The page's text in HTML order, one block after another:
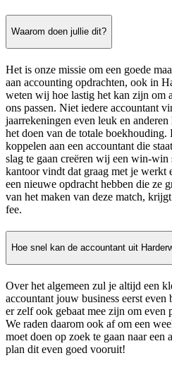
Waarom doen jullie dit?
Het is onze missie om een goede
aan accounting opdrachten, ook in
weten wij hoe lastig het kan zijn om
ons passen. Niet iedere accountant
jaarrekeningen even leuk en
het doen van de totale
koppelen aan een accountant die
slag te gaan creëren wij een win-
kantoor vindt dat graag met je werkt
een nieuwe opdracht hebben die ze
van het maken van deze match,
fee.
Hoe snel kan de accountant uit
Over het algemeen zul je altijd een
accountant jouw business eerst even
er zelf ook gebaat mee zijn om even
We raden daarom ook af om een
moet doen op zoek te gaan naar
plan dit even goed vooruit!